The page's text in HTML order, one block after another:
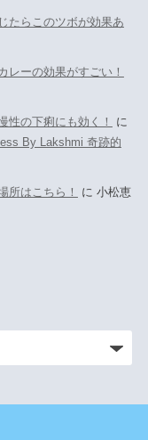
たらこのツボが効果あ
レーの効果がすごい！
性の下痢にも効く！
に
By Lakshmi 奇跡的
所はこちら！ に 小松恵